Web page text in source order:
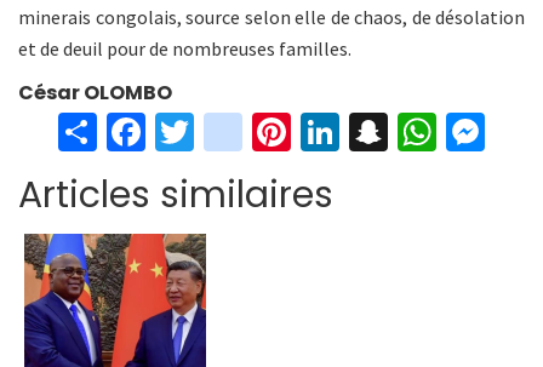
minerais congolais, source selon elle de chaos, de désolation
et de deuil pour de nombreuses familles.
César OLOMBO
S
h
ar
e
Fa
ce
b
o
o
k
T
wi
tt
er
in
st
ag
Pi
er
Li S W
Articles similaires